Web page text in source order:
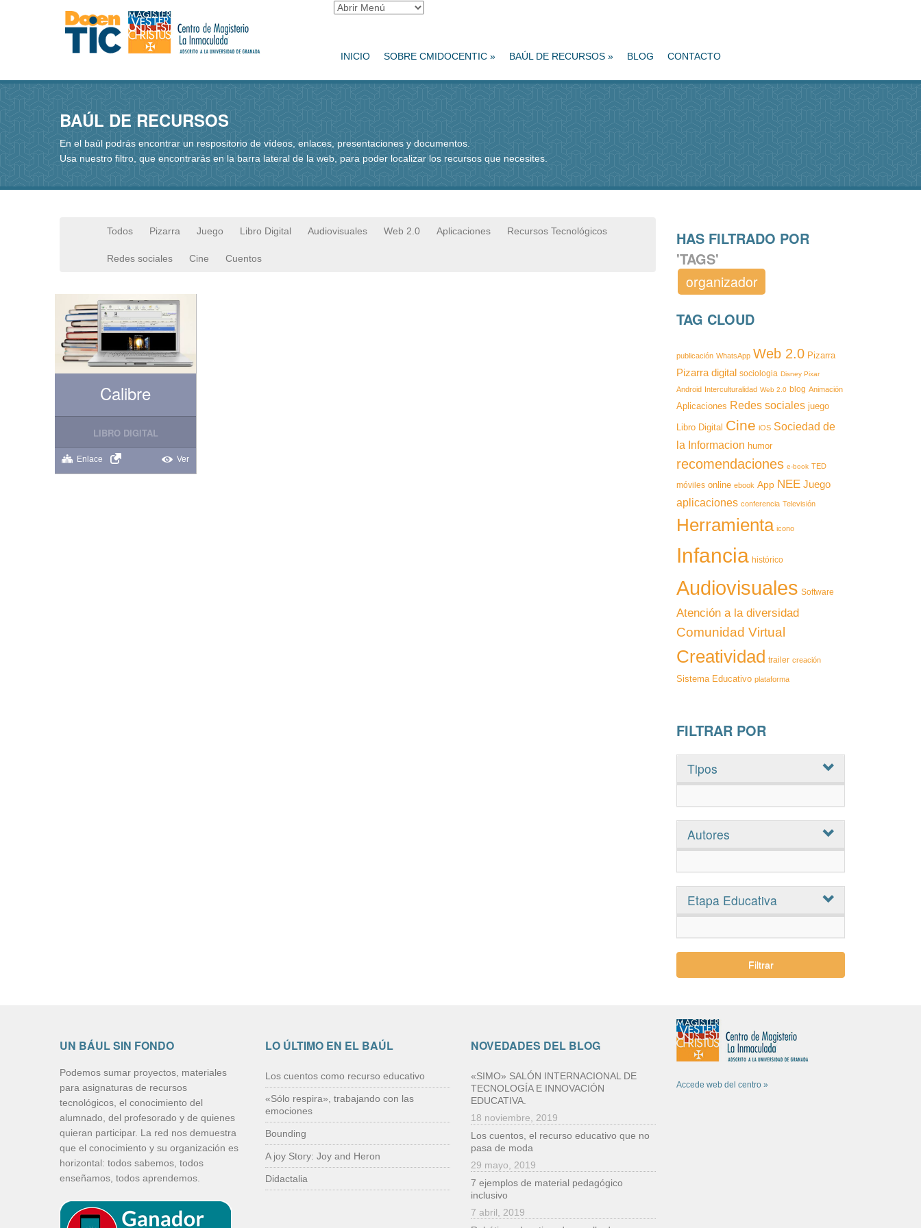
INICIO SOBRE CMIDOCENTIC » BAÚL DE RECURSOS » BLOG CONTACTO
BAÚL DE RECURSOS
En el baúl podrás encontrar un respositorio de vídeos, enlaces, presentaciones y documentos.
Usa nuestro filtro, que encontrarás en la barra lateral de la web, para poder localizar los recursos que necesites.
Todos Pizarra Juego Libro Digital Audiovisuales Web 2.0 Aplicaciones Recursos Tecnológicos
Redes sociales Cine Cuentos
Calibre
LIBRO DIGITAL
Enlace Ver
HAS FILTRADO POR
'TAGS'
organizador
TAG CLOUD
publicación WhatsApp Web 2.0 Pizarra
Pizarra digital sociologia Disney Pixar
Android Interculturalidad Web 2.0 blog Animación
Aplicaciones Redes sociales juego
Libro Digital Cine iOS Sociedad de
la Informacion humor
recomendaciones e-book TED
móviles online ebook App NEE Juego
aplicaciones conferencia Televisión
Herramienta icono
Infancia histórico
Audiovisuales Software
Atención a la diversidad
Comunidad Virtual
Creatividad trailer creación
Sistema Educativo plataforma
FILTRAR POR
Tipos
Autores
Etapa Educativa
Filtrar
UN BÁUL SIN FONDO
Podemos sumar proyectos, materiales
para asignaturas de recursos
tecnológicos, el conocimiento del
alumnado, del profesorado y de quienes
quieran participar. La red nos demuestra
que el conocimiento y su organización es
horizontal: todos sabemos, todos
enseñamos, todos aprendemos.
LO ÚLTIMO EN EL BAÚL
Los cuentos como recurso educativo
«Sólo respira», trabajando con las
emociones
Bounding
A joy Story: Joy and Heron
Didactalia
NOVEDADES DEL BLOG
«SIMO» SALÓN INTERNACIONAL DE
TECNOLOGÍA E INNOVACIÓN
EDUCATIVA.
18 noviembre, 2019
Los cuentos, el recurso educativo que no
pasa de moda
29 mayo, 2019
7 ejemplos de material pedagógico
inclusivo
7 abril, 2019
Accede web del centro »